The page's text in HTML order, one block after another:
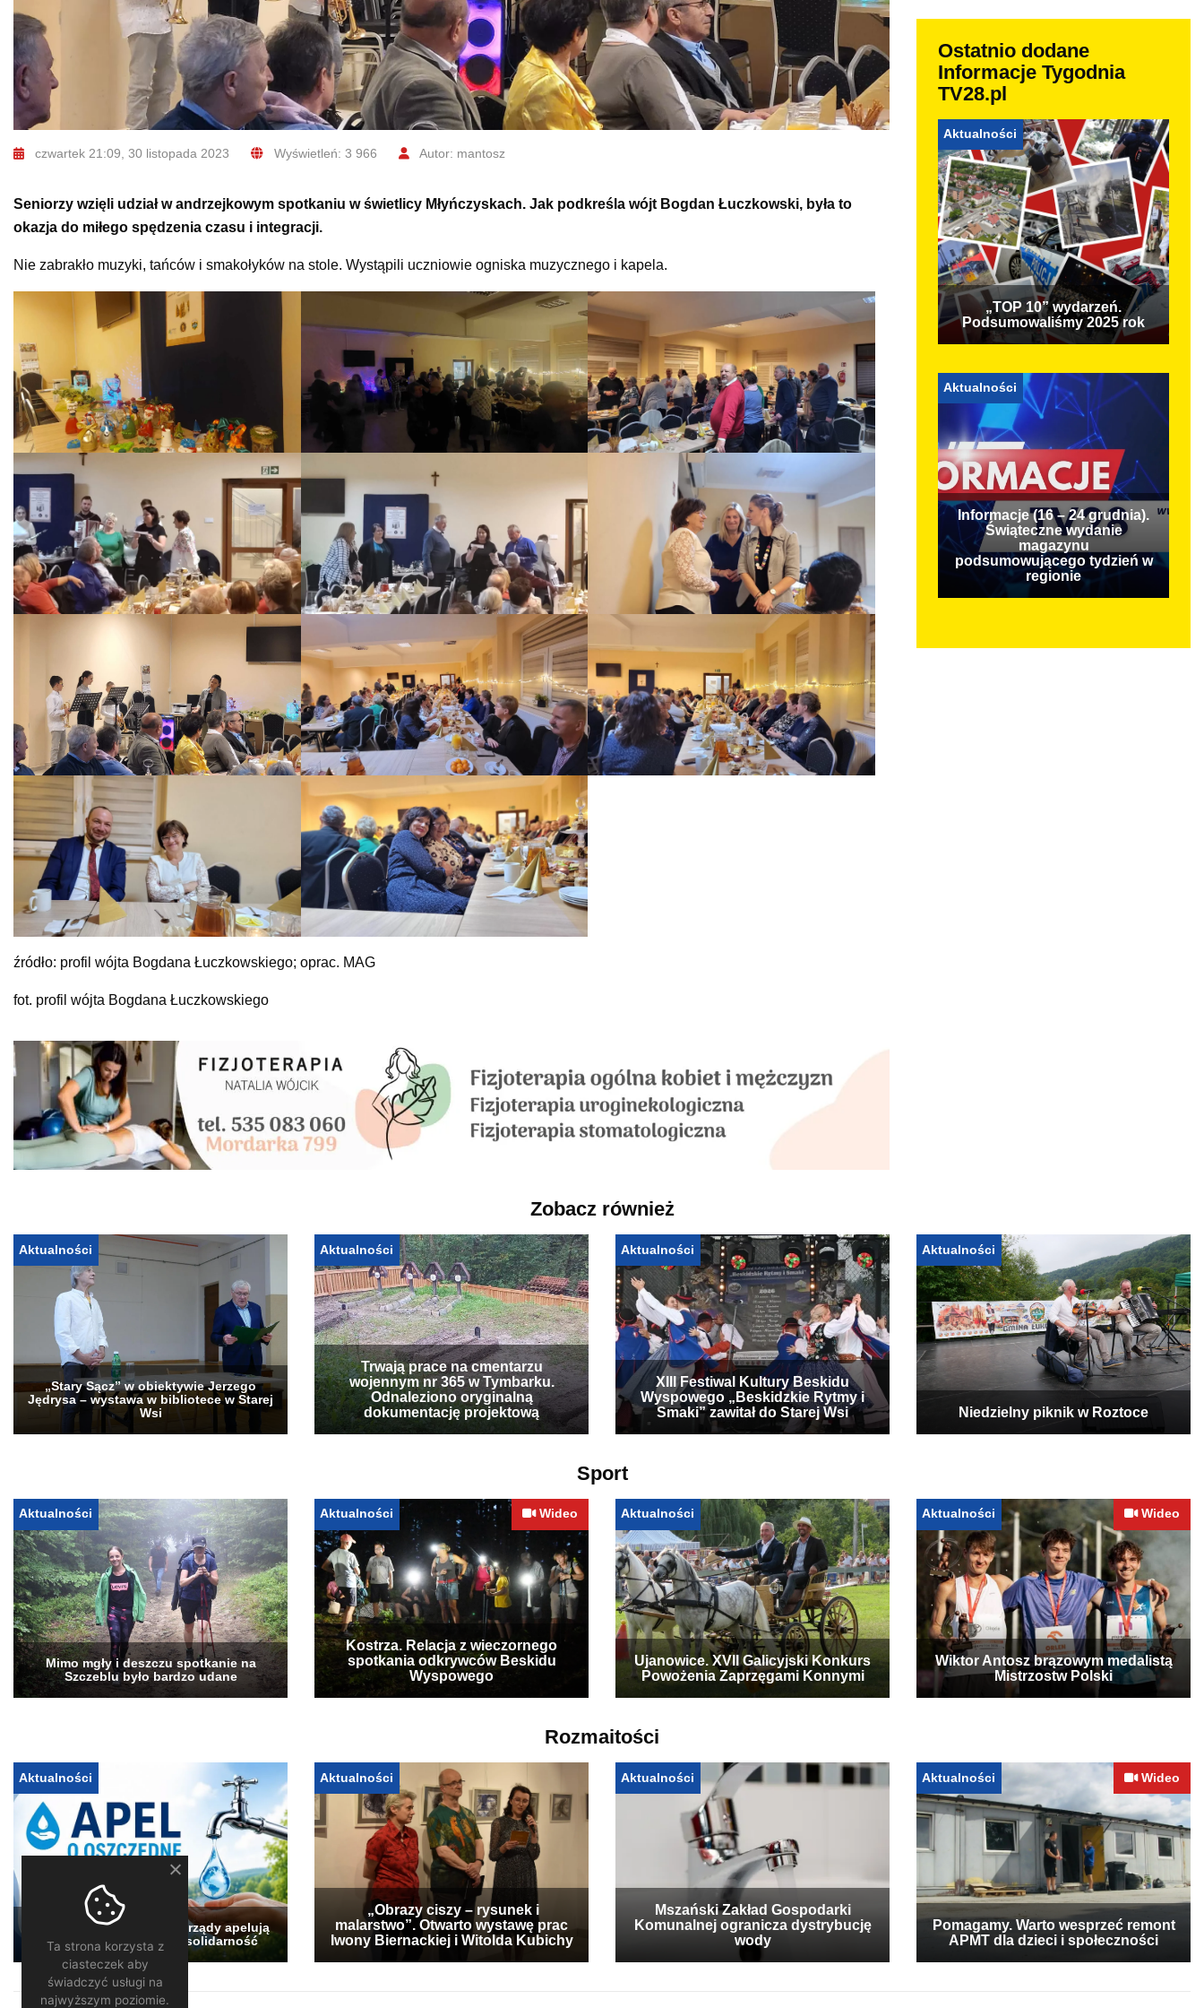
czwartek 21:09, 30 listopada 2023 Wyświetleń: 3 966 Autor: mantosz
Seniorzy wzięli udział w andrzejkowym spotkaniu w świetlicy Młyńczyskach. Jak podkreśla wójt Bogdan Łuczkowski, była to
okazja do miłego spędzenia czasu i integracji.
Nie zabrakło muzyki, tańców i smakołyków na stole. Wystąpili uczniowie ogniska muzycznego i kapela.
źródło: profil wójta Bogdana Łuczkowskiego; oprac. MAG
fot. profil wójta Bogdana Łuczkowskiego
Ostatnio dodane
Informacje Tygodnia
TV28.pl
Aktualności
„TOP 10” wydarzeń.
Podsumowaliśmy 2025 rok
Aktualności
Informacje (16 – 24 grudnia).
Świąteczne wydanie
magazynu
podsumowującego tydzień w
regionie
Zobacz również
Aktualności
„Stary Sącz” w obiektywie Jerzego
Jędrysa – wystawa w bibliotece w Starej
Wsi
Aktualności
Trwają prace na cmentarzu
wojennym nr 365 w Tymbarku.
Odnaleziono oryginalną
dokumentację projektową
Aktualności
XIII Festiwal Kultury Beskidu
Wyspowego „Beskidzkie Rytmy i
Smaki” zawitał do Starej Wsi
Aktualności
Niedzielny piknik w Roztoce
Sport
Aktualności
Mimo mgły i deszczu spotkanie na
Szczeblu było bardzo udane
Aktualności Wideo
Kostrza. Relacja z wieczornego
spotkania odkrywców Beskidu
Wyspowego
Aktualności
Ujanowice. XVII Galicyjski Konkurs
Powożenia Zaprzęgami Konnymi
Aktualności Wideo
Wiktor Antosz brązowym medalistą
Mistrzostw Polski
Rozmaitości
Aktualności
Pogłębia się susza. Samorządy apelują
o oszczędzanie wody i solidarność
Aktualności
„Obrazy ciszy – rysunek i
malarstwo”. Otwarto wystawę prac
Iwony Biernackiej i Witolda Kubichy
Aktualności
Mszański Zakład Gospodarki
Komunalnej ogranicza dystrybucję
wody
Aktualności Wideo
Pomagamy. Warto wesprzeć remont
APMT dla dzieci i społeczności
Ta strona korzysta z
ciasteczek aby
świadczyć usługi na
najwyższym poziomie.